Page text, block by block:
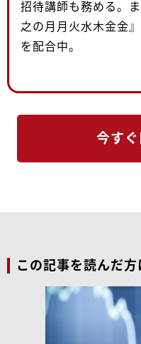
招待講師も務める。
之の月月火水木金金
を配合中。
今す
この記事を読んだ